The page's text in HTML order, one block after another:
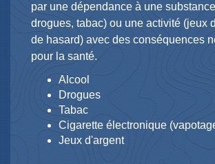
par une dépendance à une
drogues, tabac) ou une activité (jeux
de hasard) avec des conséquences
pour la santé.
Alcool
Drogues
Tabac
Cigarette électronique
Jeux d'argent